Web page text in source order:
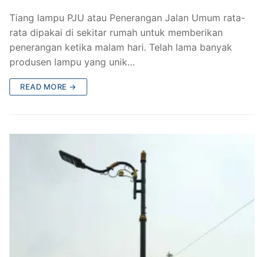
Tiang lampu PJU atau Penerangan Jalan Umum rata-
rata dipakai di sekitar rumah untuk memberikan
penerangan ketika malam hari. Telah lama banyak
produsen lampu yang unik…
READ MORE →